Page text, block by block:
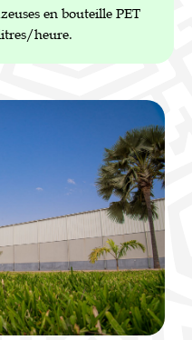
en bouteille PET
heure.